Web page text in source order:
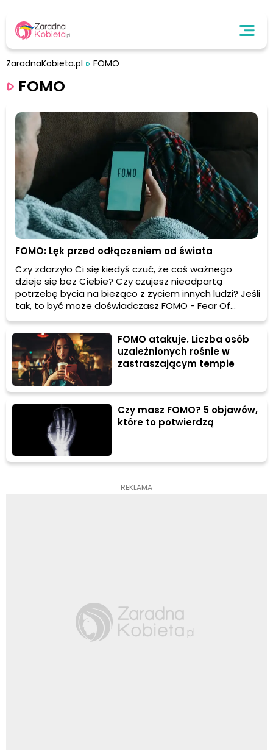
ZaradnaKobieta.pl FOMO
FOMO
FOMO: Lęk przed odłączeniem od świata
Czy zdarzyło Ci się kiedyś czuć, że coś ważnego
dzieje się bez Ciebie? Czy czujesz nieodpartą
potrzebę bycia na bieżąco z życiem innych ludzi? Jeśli
tak, to być może doświadczasz FOMO - Fear Of
Missing Out. W dzisiejszym artykule przyjrzymy się
bliżej temu zjawisku i jak wpływa na nasze życie.
FOMO atakuje. Liczba osób
uzależnionych rośnie w
zastraszającym tempie
Czy masz FOMO? 5 objawów,
które to potwierdzą
REKLAMA